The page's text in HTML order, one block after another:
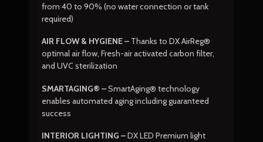
from 40 to 90% (no water connection or tank
required)
AIR FLOW & HYGIENE – Thanks to DX AirReg®
optimal air flow, Fresh-air activated carbon filter,
and UVC sterilization
SMARTAGING® –SmartAging® technology
enables automated aging including guaranteed
success
INTERIOR LIGHTING –DX LED Premium light